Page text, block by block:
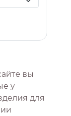
вы
у
для